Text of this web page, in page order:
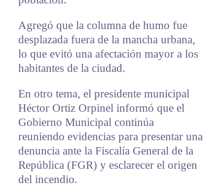
Agregó que la columna de humo fue
desplazada fuera de la mancha urbana,
lo que evitó una afectación mayor a los
habitantes de la ciudad.
En otro tema, el presidente municipal
Héctor Ortiz Orpinel informó que el
Gobierno Municipal continúa
reuniendo evidencias para presentar una
denuncia ante la Fiscalía General de la
República (FGR) y esclarecer el origen
del incendio.